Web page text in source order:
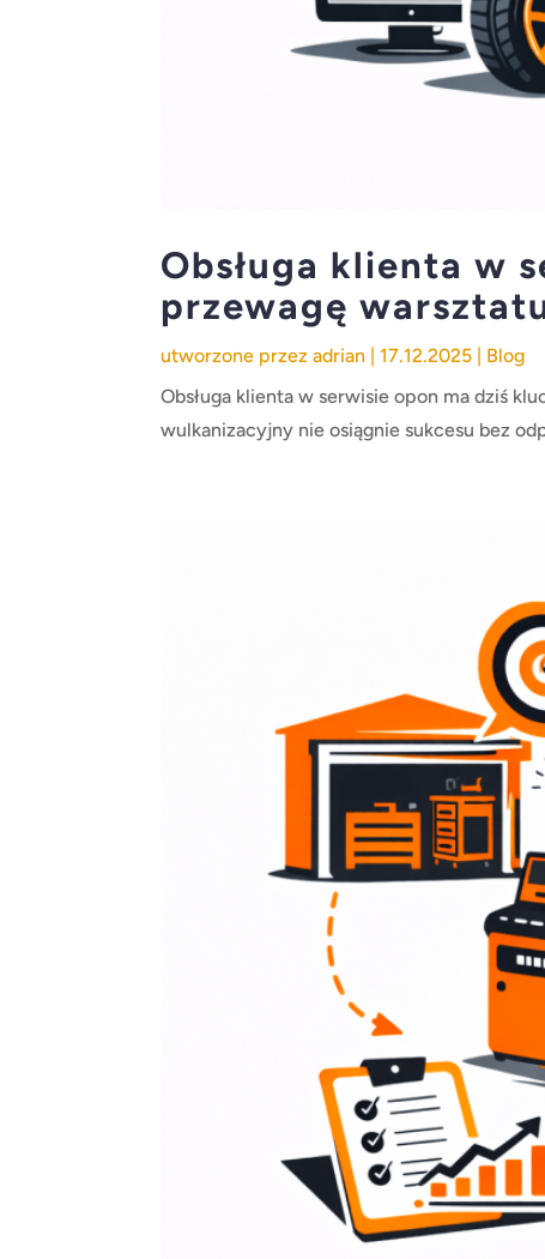
Obsługa klienta w
przewagę
utworzone przezadrian | 17.12.2025 | Blog
Obsługa klienta w serwisie opon ma dziś
wulkanizacyjny nie osiągnie sukcesu bez